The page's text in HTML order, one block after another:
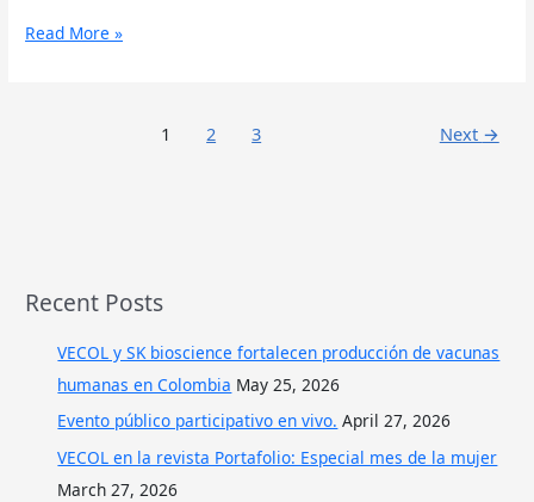
Read More »
1 2 3 Next →
Recent Posts
VECOL y SK bioscience fortalecen producción de vacunas
humanas en Colombia May 25, 2026
Evento público participativo en vivo. April 27, 2026
VECOL en la revista Portafolio: Especial mes de la mujer
March 27, 2026